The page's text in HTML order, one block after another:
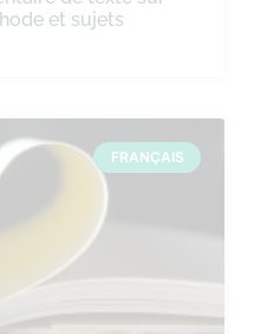
et sujets
FRANÇAIS